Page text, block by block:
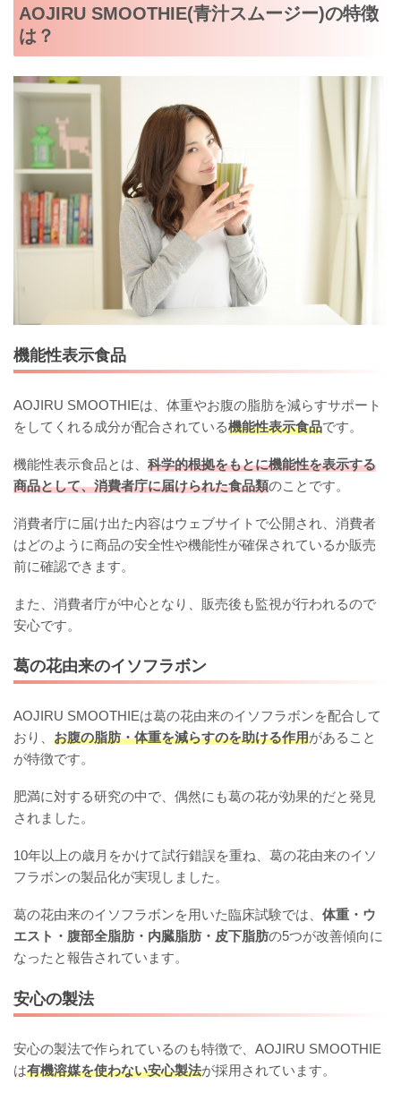
AOJIRU SMOOTHIE(青汁スムージー)の特徴
は？
機能性表示食品
AOJIRU SMOOTHIEは、体重やお腹の脂肪を減らすサポート
をしてくれる成分が配合されている機能性表示食品です。
機能性表示食品とは、 科学的根拠をもとに機能性を表示する
商品として、消費者庁に届けられた食品類のことです。
消費者庁に届け出た内容はウェブサイトで公開され、消費者
はどのように商品の安全性や機能性が確保されているか販売
前に確認できます。
また、消費者庁が中心となり、販売後も監視が行われるので
安心です。
葛の花由来のイソフラボン
AOJIRU SMOOTHIEは葛の花由来のイソフラボンを配合して
おり、 お腹の脂肪・体重を減らすのを助ける作用があること
が特徴です。
肥満に対する研究の中で、偶然にも葛の花が効果的だと発見
されました。
10年以上の歳月をかけて試行錯誤を重ね、葛の花由来のイソ
フラボンの製品化が実現しました。
葛の花由来のイソフラボンを用いた臨床試験では、 体重・ウ
エスト・腹部全脂肪・内臓脂肪・皮下脂肪の5つが改善傾向に
なったと報告されています。
安心の製法
安心の製法で作られているのも特徴で、AOJIRU SMOOTHIE
は有機溶媒を使わない安心製法が採用されています。